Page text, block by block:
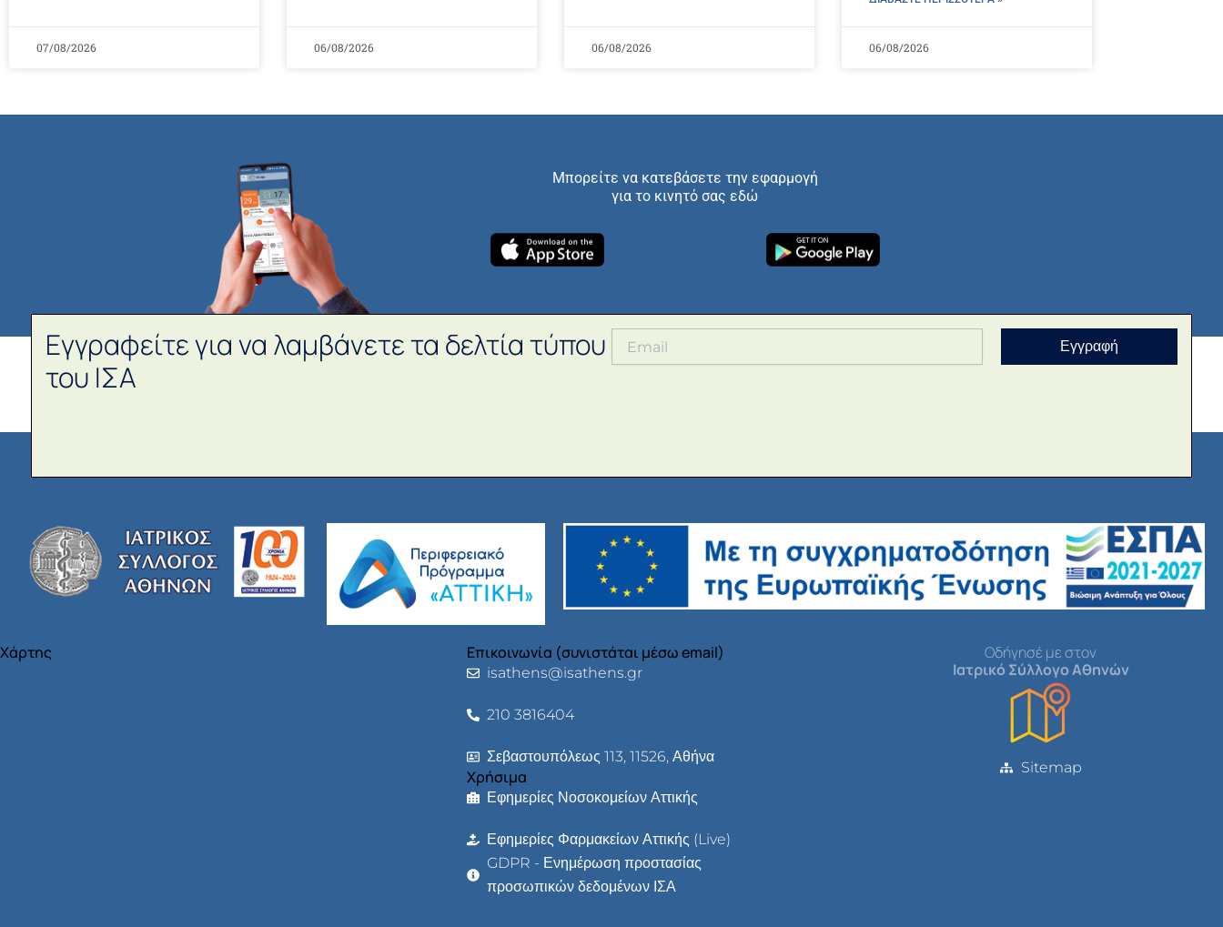
07/08/2026 06/08/2026 06/08/2026 06/08/2026
Μπορείτε να κατεβάσετε την εφαρμογή
για το κινητό σας εδώ
Εγγραφείτε για να λαμβάνετε τα δελτία τύπου
του ΙΣΑ
Εγγραφή
Χάρτης Επικοινωνία (συνιστάται μέσω email)
isathens@isathens.gr
210 3816404
Σεβαστουπόλεως 113, 11526, Αθήνα
Χρήσιμα
Εφημερίες Νοσοκομείων Αττικής
Εφημερίες Φαρμακείων Αττικής (Live)
GDPR - Ενημέρωση προστασίας
προσωπικών δεδομένων ΙΣΑ
Οδήγησέ με στον
Ιατρικό Σύλλογο Αθηνών
Sitemap